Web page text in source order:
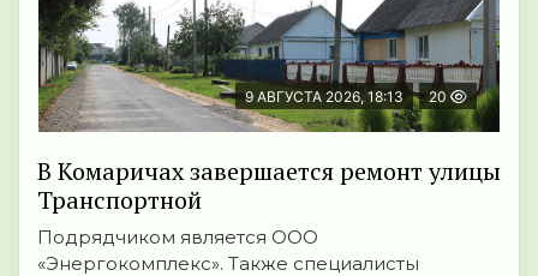
9 АВГУСТА 2026, 18:13 20
В Комаричах завершается ремонт улицы
Транспортной
Подрядчиком является ООО
«Энергокомплекс». Также специалисты